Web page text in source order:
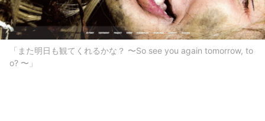
「また明日も観てくれるかな？ 〜So see you again tomorrow, to
o? 〜」